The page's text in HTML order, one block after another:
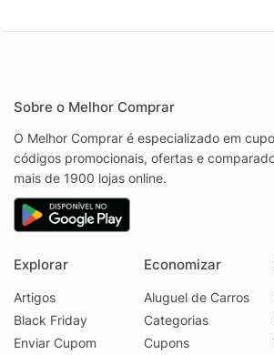
Sobre o Melhor Comprar
O Melhor Comprar é especializado em
códigos promocionais, ofertas e
mais de 1900 lojas online.
Explorar
Artigos
Black Friday
Enviar Cupom
Economizar
Aluguel de Carros
Categorias
Cupons